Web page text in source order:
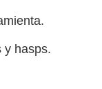
y hasps.